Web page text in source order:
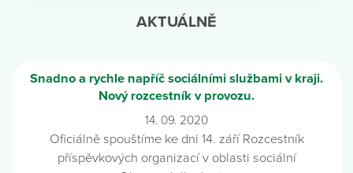
AKTUÁLNĚ
Snadno a rychle napříč sociálními službami v kraji.
Nový rozcestník v provozu.
14. 09. 2020
Oficiálně spouštíme ke dni 14. září Rozcestník
příspěvkových organizací v oblasti sociální